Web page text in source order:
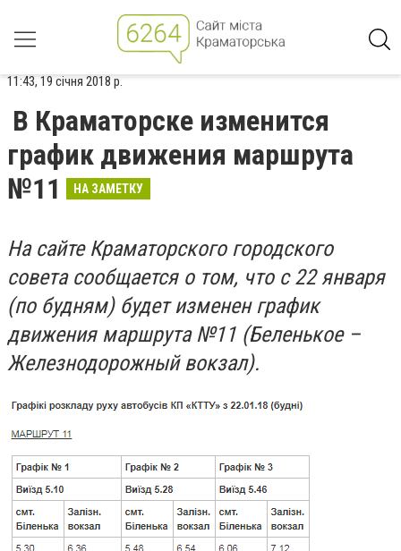
11:43, 19 січня 2018 р.
В Краматорске изменится
график движения маршрута
№11
НА ЗАМЕТКУ
На сайте Краматорского городского
совета сообщается о том, что с 22 января
(по будням) будет изменен график
движения маршрута №11 (Беленькое –
Железнодорожный вокзал).